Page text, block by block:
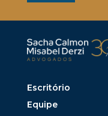
Escritório
Equipe